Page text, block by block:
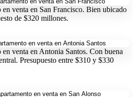
en venta en San Francisco. Bien ubicado
de $320 millones.
venta en Antonia Santos. Con buena
Presupuesto entre $310 y $330